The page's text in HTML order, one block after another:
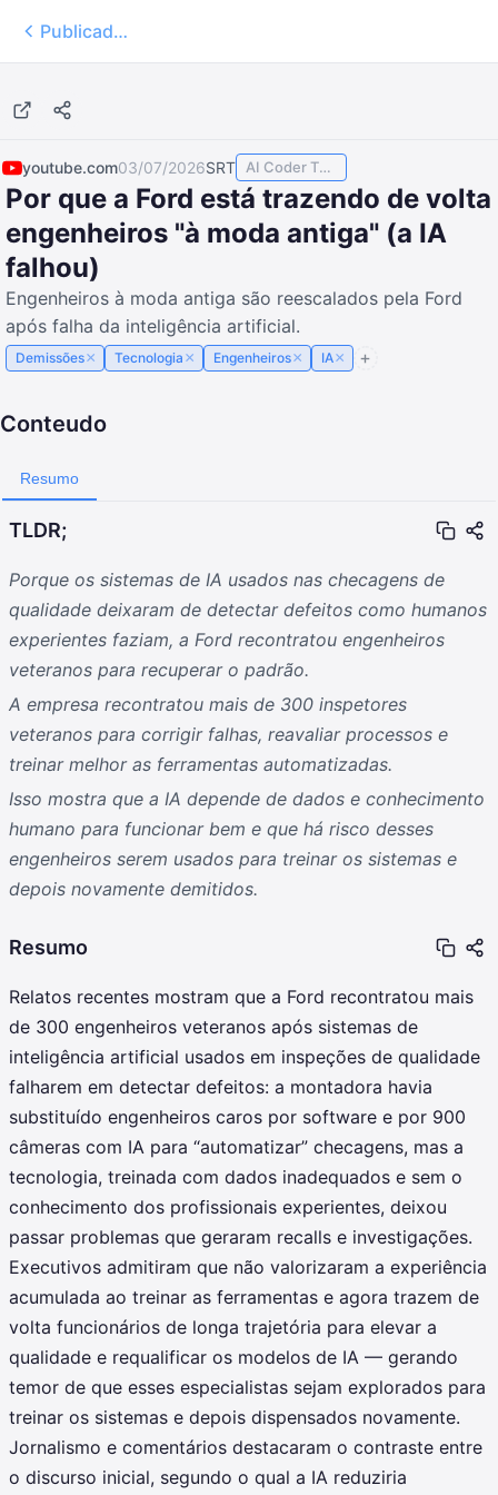
Publicados
youtube.com03/07/2026SRT AI Coder TODAY
Por que a Ford está trazendo de volta
engenheiros "à moda antiga" (a IA
falhou)
Engenheiros à moda antiga são reescalados pela Ford
após falha da inteligência artificial.
Demissões× Tecnologia × Engenheiros× IA×
Conteudo
Resumo
TLDR;
Porque os sistemas de IA usados nas checagens de
qualidade deixaram de detectar defeitos como humanos
experientes faziam, a Ford recontratou engenheiros
veteranos para recuperar o padrão.
A empresa recontratou mais de 300 inspetores
veteranos para corrigir falhas, reavaliar processos e
treinar melhor as ferramentas automatizadas.
Isso mostra que a IA depende de dados e conhecimento
humano para funcionar bem e que há risco desses
engenheiros serem usados para treinar os sistemas e
depois novamente demitidos.
Resumo
Relatos recentes mostram que a Ford recontratou mais
de 300 engenheiros veteranos após sistemas de
inteligência artificial usados em inspeções de qualidade
falharem em detectar defeitos: a montadora havia
substituído engenheiros caros por software e por 900
câmeras com IA para “automatizar” checagens, mas a
tecnologia, treinada com dados inadequados e sem o
conhecimento dos profissionais experientes, deixou
passar problemas que geraram recalls e investigações.
Executivos admitiram que não valorizaram a experiência
acumulada ao treinar as ferramentas e agora trazem de
volta funcionários de longa trajetória para elevar a
qualidade e requalificar os modelos de IA — gerando
temor de que esses especialistas sejam explorados para
treinar os sistemas e depois dispensados novamente.
Jornalismo e comentários destacaram o contraste entre
o discurso inicial, segundo o qual a IA reduziria